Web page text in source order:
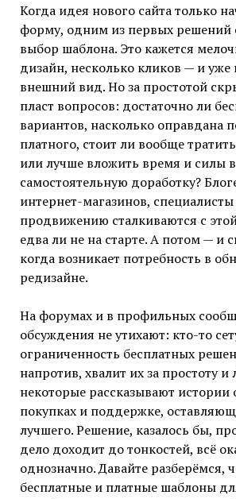
Когда идея нового сайта только
форму, одним из первых решений
выбор шаблона. Это кажется
дизайн, несколько кликов — и уже
внешний вид. Но за простотой
пласт вопросов: достаточно ли
вариантов, насколько оправдана
платного, стоит ли вообще
или лучше вложить время и силы в
самостоятельную доработку?
интернет-магазинов,
продвижению сталкиваются с
едва ли не на старте. А потом — и
когда возникает потребность в
редизайне.
На форумах и в профильных
обсуждения не утихают: кто-то
ограниченность бесплатных
напротив, хвалит их за простоту и
некоторые рассказывают истории
покупках и поддержке,
лучшего. Решение, казалось бы,
дело доходит до тонкостей, всё
однозначно. Давайте разберёмся,
бесплатные и платные шаблоны